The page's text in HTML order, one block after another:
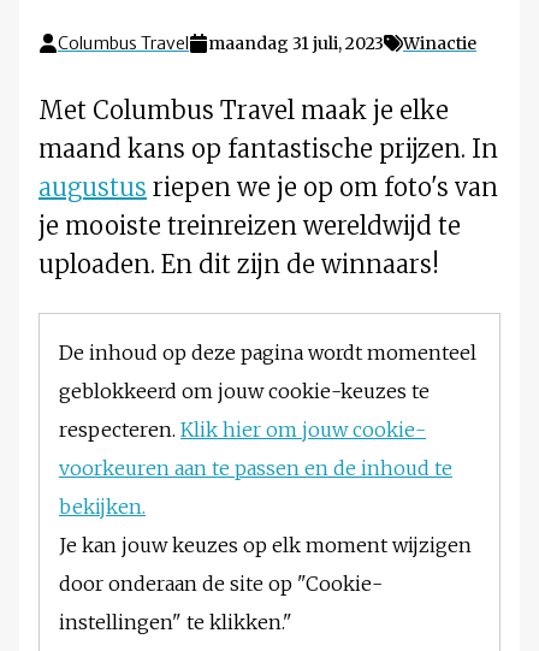
Columbus Travel maandag 31 juli, 2023 Winactie
Met Columbus Travel maak je elke
maand kans op fantastische prijzen. In
augustus riepen we je op om foto's van
je mooiste treinreizen wereldwijd te
uploaden. En dit zijn de winnaars!
De inhoud op deze pagina wordt momenteel
geblokkeerd om jouw cookie-keuzes te
respecteren. Klik hier om jouw cookie-
voorkeuren aan te passen en de inhoud te
bekijken.
Je kan jouw keuzes op elk moment wijzigen
door onderaan de site op "Cookie-
instellingen" te klikken."